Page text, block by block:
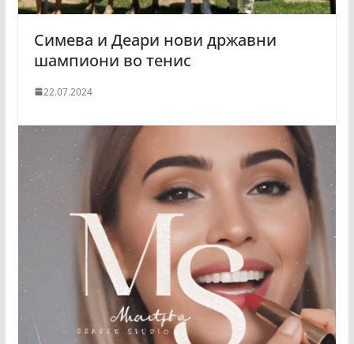
Симева и Деари нови државни
шампиони во тенис
22.07.2024